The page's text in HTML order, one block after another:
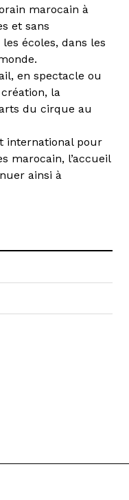
marocain à
et sans
écoles, dans les
en spectacle ou
la
du cirque au
international pour
marocain, l’accueil
ainsi à